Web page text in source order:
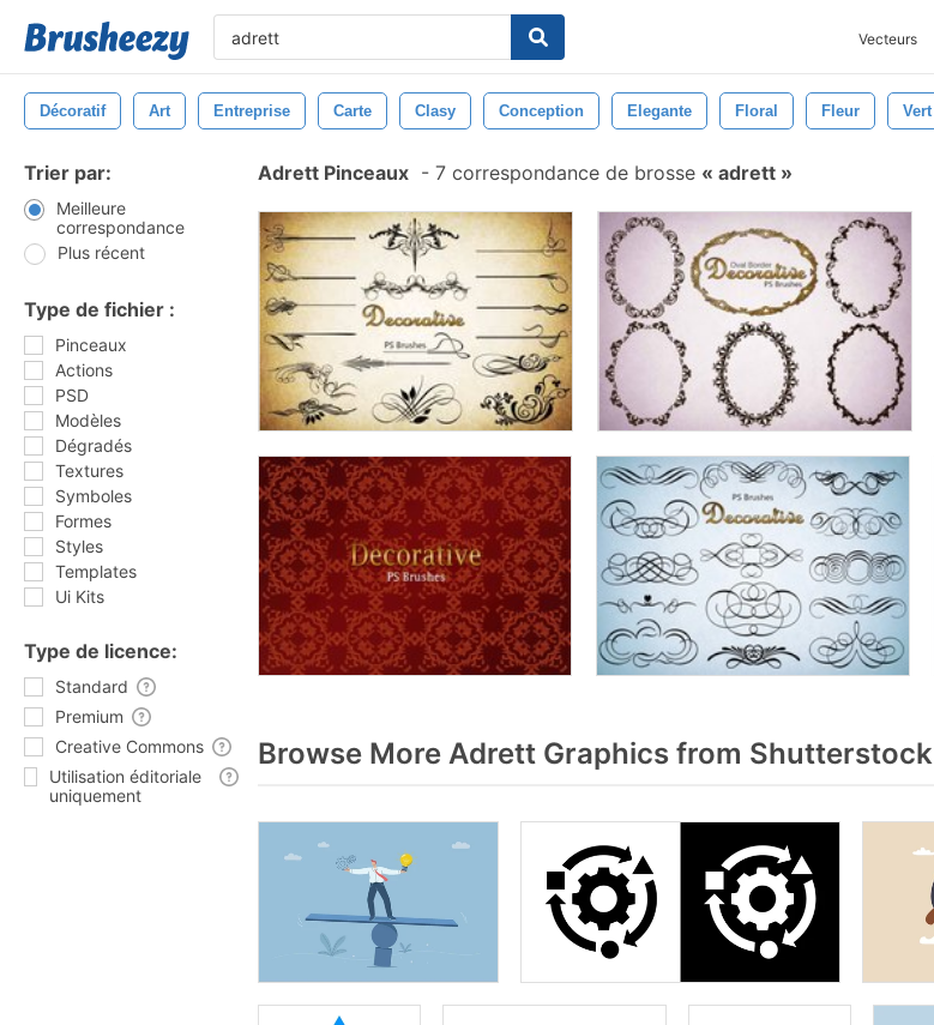
Vecteurs
Décoratif Art Entreprise Carte Clasy Conception Elegante Floral Fleur Vert
Trier par:
Meilleure
correspondance
Plus récent
Type de fichier :
Pinceaux
Actions
PSD
Modèles
Dégradés
Textures
Symboles
Formes
Styles
Templates
Ui Kits
Type de licence:
Standard
Premium
Creative Commons
Utilisation éditoriale
uniquement
Adrett Pinceaux - 7 correspondance de brosse adrett
Browse More Adrett Graphics from Shutterstock